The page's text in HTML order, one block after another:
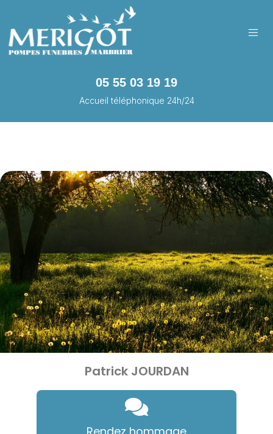
05 55 03 19 19
Accueil téléphonique 24h/24
Patrick JOURDAN